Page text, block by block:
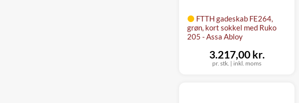
FTTH gadeskab FE264,
grøn, kort sokkel med Ruko
205 - Assa Abloy
pr. stk. | inkl. moms
3.217,00 kr.